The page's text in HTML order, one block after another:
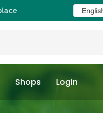
Shops Login